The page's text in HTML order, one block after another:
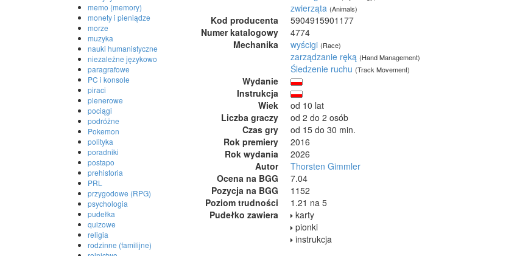
memo (memory)
monety i pieniądze
morze
muzyka
nauki humanistyczne
niezależne językowo
paragrafowe
PC i konsole
piraci
plenerowe
pociągi
podróżne
Pokemon
polityka
poradniki
postapo
prehistoria
PRL
przygodowe (RPG)
psychologia
pudełka
quizowe
religia
rodzinne (familijne)
zwierząta (Animals)
Kod producenta
5904915901177
Numer katalogowy
4774
Mechanika
wyścigi (Race)
zarządzanie ręką (Hand Management)
Śledzenie ruchu (Track Movement)
Wydanie
Instrukcja
Wiek
od 10 lat
Liczba graczy
od 2 do 2 osób
Czas gry
od 15 do 30 min.
Rok premiery
2016
Rok wydania
2026
Autor
Thorsten Gimmler
Ocena na BGG
7.04
Pozycja na BGG
1152
Poziom trudności
1.21 na 5
Pudełko zawiera
karty
pionki
instrukcja